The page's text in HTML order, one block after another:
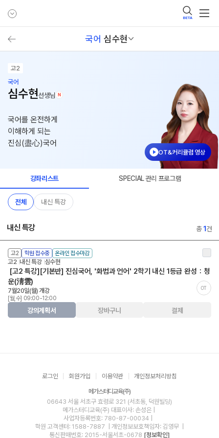
BETA
국어 심수현
고2
국어
심수현선생님 N
국어를 온전하게
이해하게 되는
진심(盡心)국어
OT&커리큘럼 영상
강좌리스트 SPECIAL 관리 프로그램
전체 내신 특강
내신 특강 총1 건
고2 학원 접수중 온라인 접수마감
고2 내신 특강 심수현
[고2 특강][기본반] 진심국어, '화법과 언어' 2학기 내신 1등급 완성：청
운(淸雲)
OT
7월20일(월) 개강
[월,수] 09:00-12:00
강의계획서 장바구니 결제
로그인 회원가입 이용약관 개인정보처리방침
메가스터디교육(주)
06643 서울 서초구 효령로 321 (서초동, 덕원빌딩)
메가스터디교육(주) 대표이사: 손성은 |
사업자등록번호: 780-87-00034
학원 고객센터: 1588-7887
| 개인정보보호책임자: 김영무
통신판매번호: 2015-서울서초-0678 [정보확인]